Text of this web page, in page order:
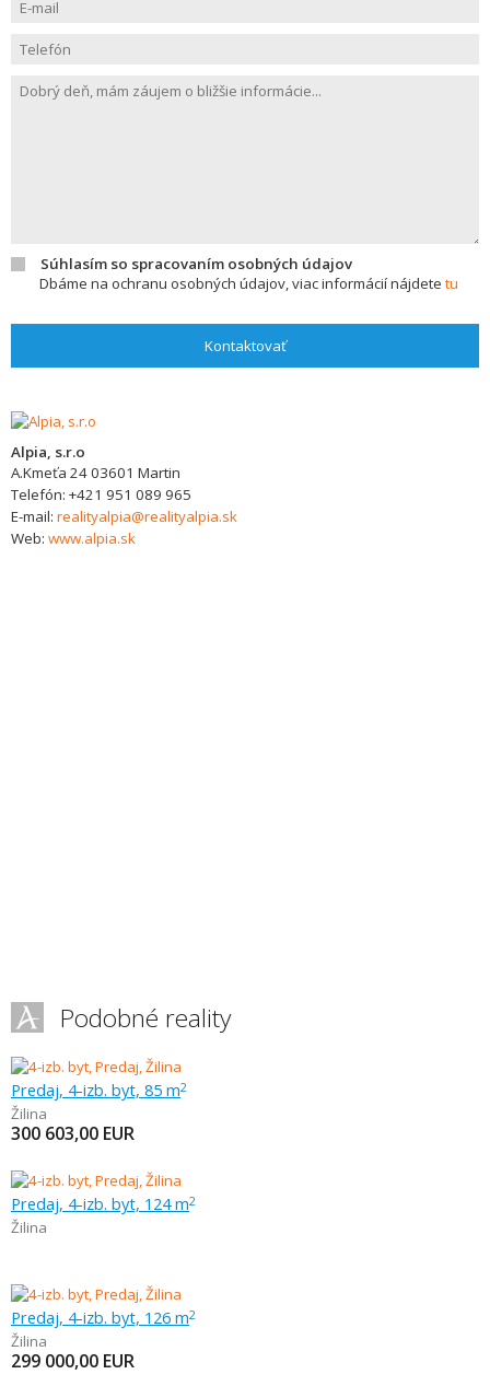
Súhlasím so spracovaním osobných údajov
Dbáme na ochranu osobných údajov, viac informácií nájdete tu
Kontaktovať
Alpia, s.r.o
A.Kmeťa 2403601 Martin
Telefón: +421 951 089 965
E-mail: realityalpia@realityalpia.sk
Web: www.alpia.sk
Podobné reality
Predaj, 4-izb. byt, 85 m2
Žilina
300 603,00 EUR
Predaj, 4-izb. byt, 124 m2
Žilina
Predaj, 4-izb. byt, 126 m2
Žilina
299 000,00 EUR